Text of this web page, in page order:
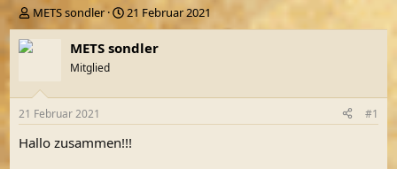
E
r
s
l
e
r
METS sondler
E
r
s
t
a
21 Februar 2021
METS sondler
Mitglied
21 Februar 2021 #1
Hallo zusammen!!!